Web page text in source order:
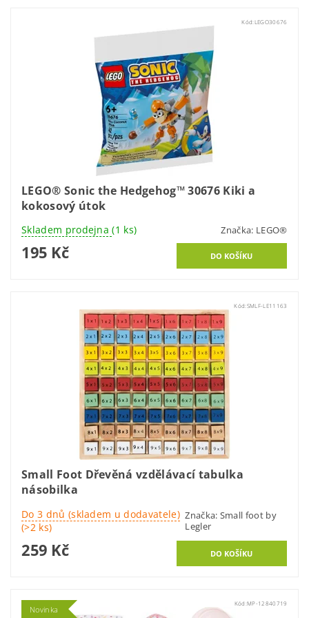
Kód: LEGO30676
LEGO® Sonic the Hedgehog™ 30676 Kiki a
kokosový útok
Skladem prodejna(1 ks) Značka: LEGO®
195 Kč
Kód:SMLF-LE11163
Small Foot Dřevěná vzdělávací tabulka
násobilka
Do 3 dnů (skladem u dodavatele)
(>2 ks)
Značka: Small foot by
Legler
259 Kč
Novinka
Kód: MP-12840719